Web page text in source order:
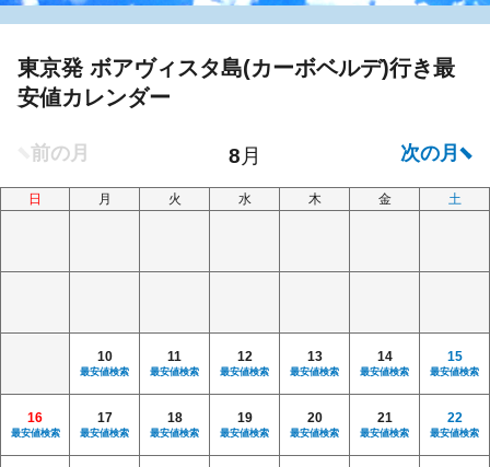
東京発 ボアヴィスタ島(カーボベルデ)行き最
安値カレンダー
日 月 火 水 木 金 土
10
最安値検索
11
最安値検索
12
最安値検索
13
最安値検索
14
最安値検索
15
最安値検索
16
最安値検索
17
最安値検索
18
最安値検索
19
最安値検索
20
最安値検索
21
最安値検索
22
最安値検索